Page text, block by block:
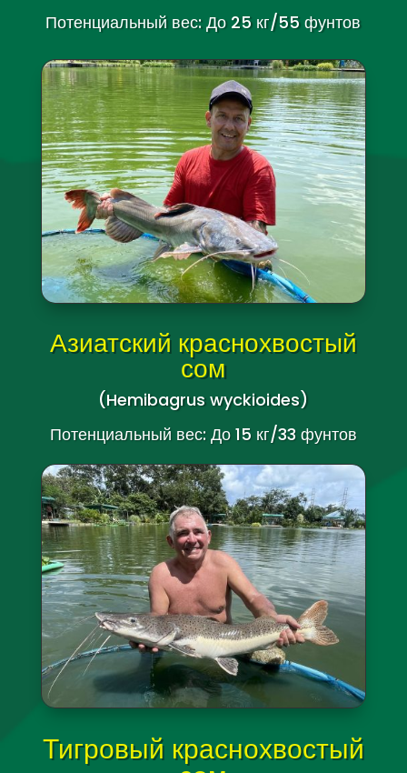
Потенциальный вес: До 25 кг/55 фунтов
Азиатский краснохвостый
сом
(Hemibagrus wyckioides)
Потенциальный вес: До 15 кг/33 фунтов
Тигровый краснохвостый